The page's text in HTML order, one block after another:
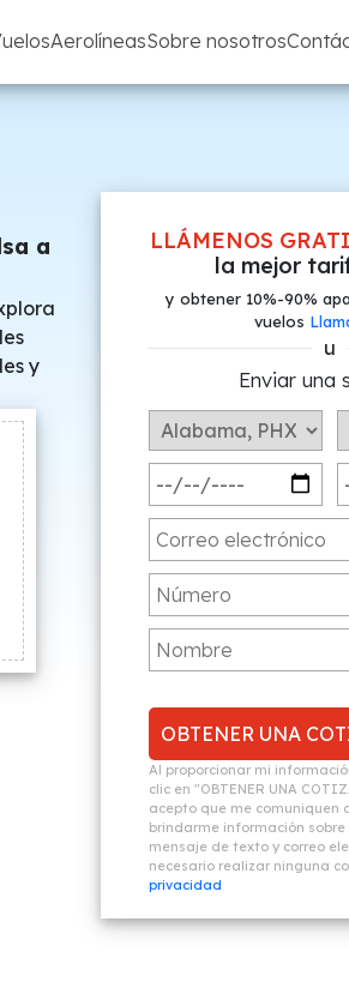
AerolíneasSobre nosotros
a
y
LLÁMENOS
la mejor
y obtener 10%-90%
vuelos
u
Enviar una
Al proporcionar mi
clic en "OBTENER UNA
acepto que me comuniquen
brindarme información sobre
mensaje de texto y correo
necesario realizar ninguna
privacidad